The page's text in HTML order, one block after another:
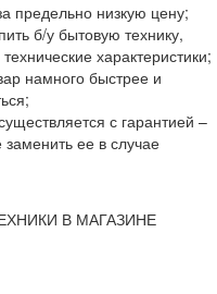
предельно низкую цену;
б/у бытовую технику,
характеристики;
намного быстрее и
с гарантией –
ее в случае
В МАГАЗИНЕ